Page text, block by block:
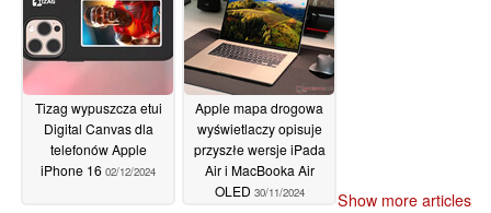
Tizag wypuszcza etui
Digital Canvas dla
telefonów Apple
iPhone 16 02/12/2024
Apple mapa drogowa
wyświetlaczy opisuje
przyszłe wersje iPada
Air i MacBooka Air
OLED 30/11/2024 Show more articles